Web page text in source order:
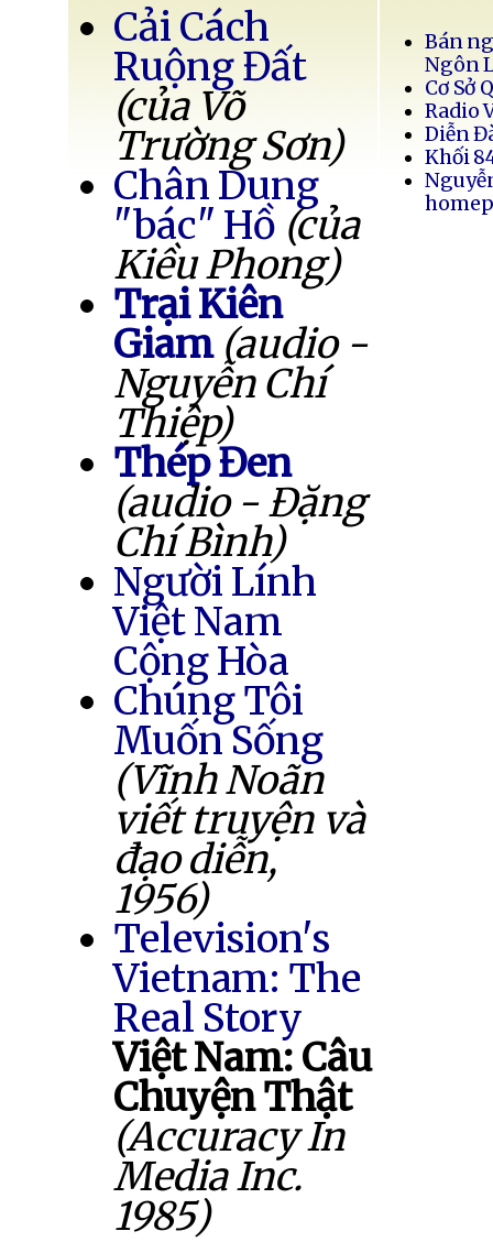
Cải Cách
Ruộng Đất
(của Võ
Trường Sơn)
Chân Dung
"bác" Hồ (của
Kiều Phong)
Trại Kiên
Giam (audio -
Nguyễn Chí
Thiệp)
Thép Đen
(audio - Đặng
Chí Bình)
Người Lính
Việt Nam
Cộng Hòa
Chúng Tôi
Muốn Sống
(Vĩnh Noãn
viết truyện và
đạo diễn,
1956)
Television's
Vietnam: The
Real Story
Việt Nam: Câu
Chuyện Thật
(Accuracy In
Media Inc.
1985)
Bán
Ngôn
Cơ Sở
Radio
Diễn
Khối